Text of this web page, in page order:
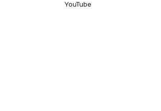
YouTube